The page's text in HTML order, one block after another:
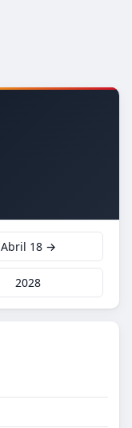
Abril 18 →
2028